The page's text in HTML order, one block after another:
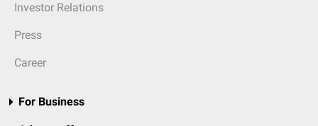
Investor Relations
Press
Career
For Business